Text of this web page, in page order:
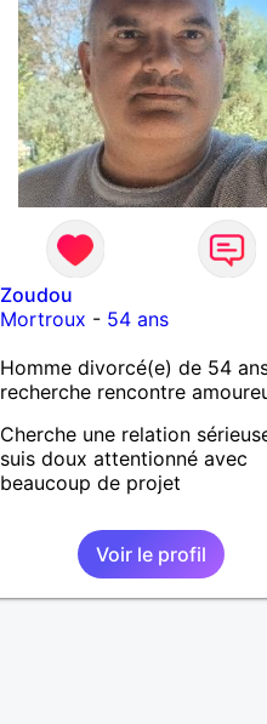
Zoudou
Mortroux - 54 ans
Homme divorcé(e) de 54
recherche rencontre
Cherche une relation
suis doux attentionné avec
beaucoup de projet
Voir le profil